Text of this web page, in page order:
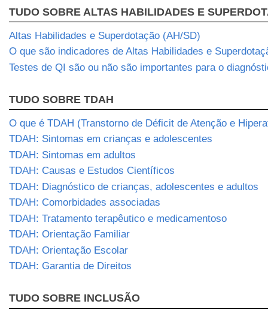
TUDO SOBRE ALTAS HABILIDADES E
Altas Habilidades e Superdotação (AH/SD)
O que são indicadores de Altas Habilidades e
Testes de QI são ou não são importantes para o
TUDO SOBRE TDAH
O que é TDAH (Transtorno de Déficit de Atenção e
TDAH: Sintomas em crianças e adolescentes
TDAH: Sintomas em adultos
TDAH: Causas e Estudos Científicos
TDAH: Diagnóstico de crianças, adolescentes e adultos
TDAH: Comorbidades associadas
TDAH: Tratamento terapêutico e medicamentoso
TDAH: Orientação Familiar
TDAH: Orientação Escolar
TDAH: Garantia de Direitos
TUDO SOBRE INCLUSÃO